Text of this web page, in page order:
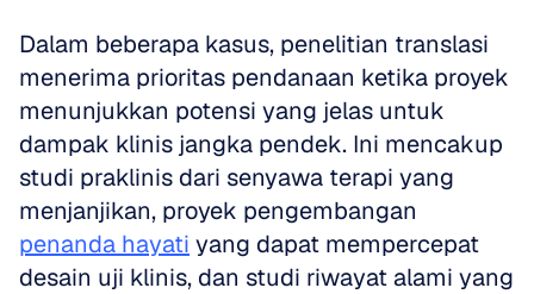
Dalam beberapa kasus, penelitian translasi
menerima prioritas pendanaan ketika proyek
menunjukkan potensi yang jelas untuk
dampak klinis jangka pendek. Ini mencakup
studi praklinis dari senyawa terapi yang
penanda hayati yang dapat mempercepat
desain uji klinis, dan studi riwayat alami yang